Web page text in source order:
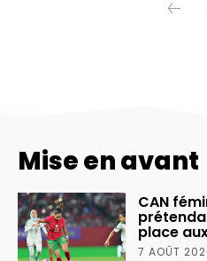
Mise en avant
CAN
place
7 AOÛT